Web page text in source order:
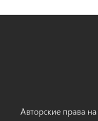
Авторские права